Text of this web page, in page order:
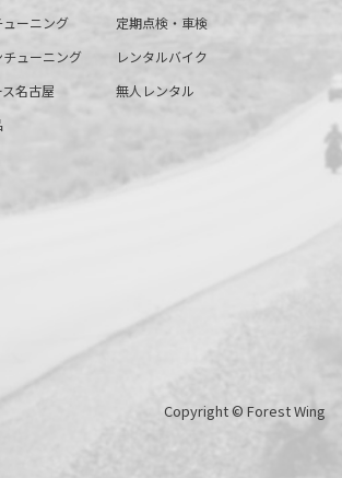
ーニング
ューニング
名古屋
定期点検・車検
レンタルバイク
無人レンタル
Copyright © Forest Wing